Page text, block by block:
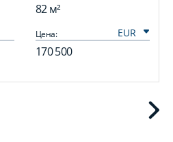
82 м²
Цена:
170 500